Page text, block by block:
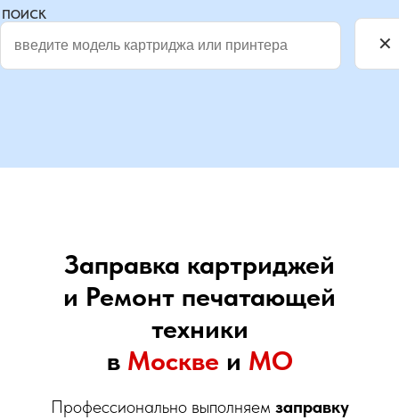
ПОИСК
✕
Заправка картриджей
и Ремонт печатающей
техники
в Москве и МО
Профессионально выполняем заправку